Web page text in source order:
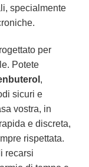
specialmente
per
Potete
,
sicuri e
vostra, in
e discreta,
rispettata.
recarsi